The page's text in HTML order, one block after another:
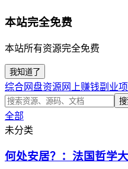
本站完全免费
本站所有资源完全免费
我知道了
综合网盘资源 网上赚钱副业
全部
未分类
何处安居？：法国哲学